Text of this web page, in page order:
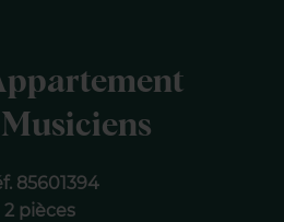
85601394
2 pièces